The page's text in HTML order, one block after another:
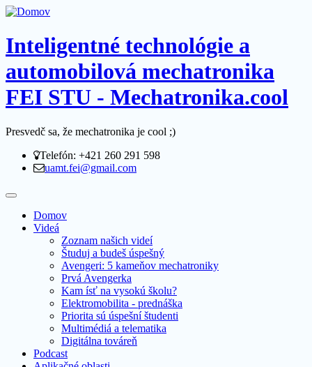
Inteligentné technológie a
automobilová mechatronika
FEI STU - Mechatronika.cool
Presvedč sa, že mechatronika je cool ;)
Telefón: +421 260 291 598
uamt.fei@gmail.com
Domov
Videá
Zoznam našich videí
Študuj a budeš úspešný
Avengeri: 5 kameňov mechatroniky
Prvá Avengerka
Kam ísť na vysokú školu?
Elektromobilita - prednáška
Priorita sú úspešní študenti
Multimédiá a telematika
Digitálna továreň
Podcast